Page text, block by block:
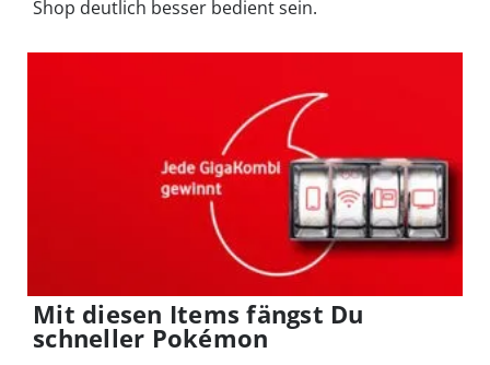
Shop deutlich besser bedient sein.
Mit diesen Items fängst Du
schneller Pokémon